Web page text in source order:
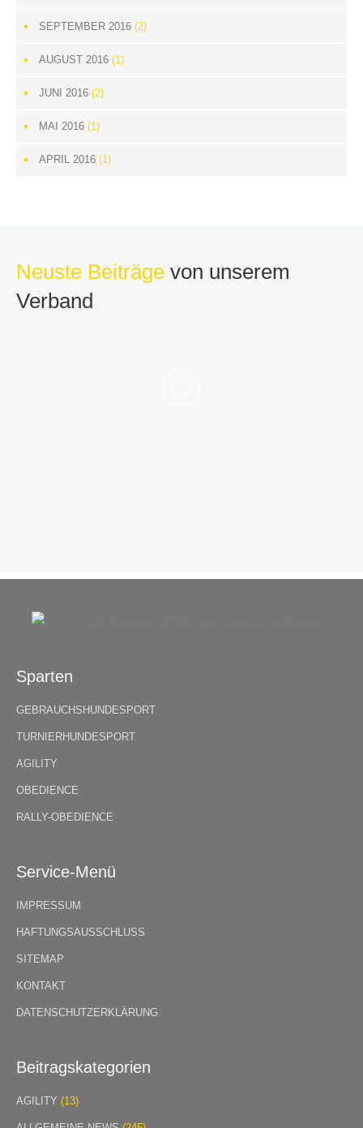
SEPTEMBER 2016 (2)
AUGUST 2016 (1)
JUNI 2016 (2)
MAI 2016 (1)
APRIL 2016 (1)
Neuste Beiträge von unserem
Verband
Sparten
GEBRAUCHSHUNDESPORT
TURNIERHUNDESPORT
AGILITY
OBEDIENCE
RALLY-OBEDIENCE
Service-Menü
IMPRESSUM
HAFTUNGSAUSSCHLUSS
SITEMAP
KONTAKT
DATENSCHUTZERKLÄRUNG
Beitragskategorien
AGILITY (13)